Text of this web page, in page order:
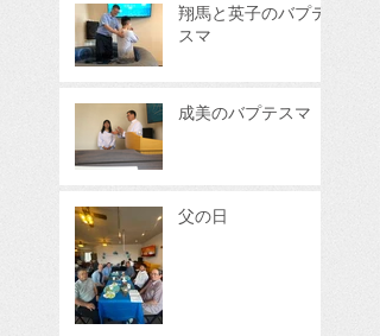
翔馬と英子のバプテ
スマ
成美のバプテスマ
父の日